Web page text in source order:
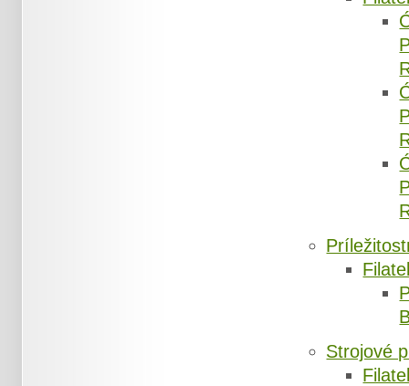
Strojové